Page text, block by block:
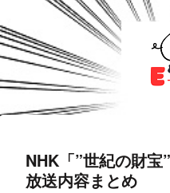
NHK「”世紀の財
放送内容まとめ